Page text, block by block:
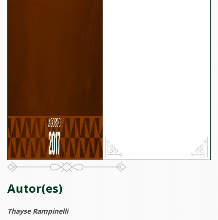
Autor(es)
Thayse Rampinelli